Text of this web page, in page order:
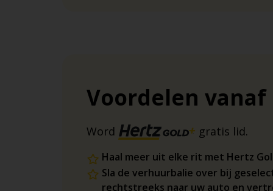
Voordelen vanaf
Word gratis lid.
Haal meer uit elke rit met Hertz
Sla de verhuurbalie over bij
rechtstreeks naar uw auto en